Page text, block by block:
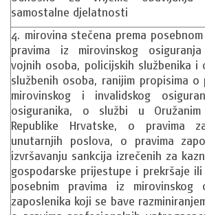
samostalne djelatnosti
4. mirovina stečena prema
pravima iz mirovinskog
vojnih osoba, policijskih službenika i
službenih osoba, ranijim propisima o
mirovinskog i invalidskog
osiguranika, o službi u Oružanim
Republike Hrvatske, o pravima
unutarnjih poslova, o pravima
izvršavanju sankcija izrečenih za
gospodarske prijestupe i prekršaje
posebnim pravima iz mirovinskog
zaposlenika koji se bave